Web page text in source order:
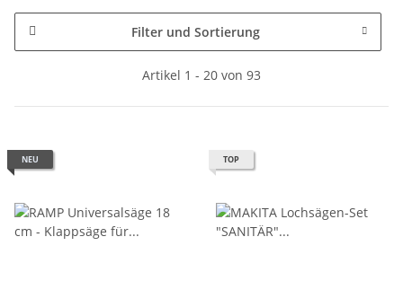
Filter und Sortierung
Artikel 1 - 20 von 93
NEU TOP